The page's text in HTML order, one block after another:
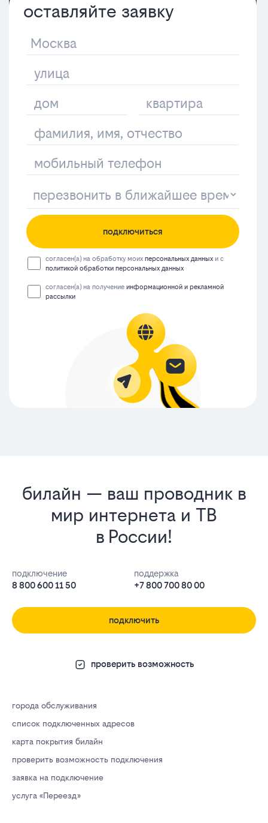
оставляйте заявку
подключиться
согласен(а) на обработку моихперсональных данных и с
политикой обработки персональных данных
согласен(а) на получениеинформационной и рекламной
рассылки
билайн — ваш проводник в
мир интернета и ТВ
в России!
подключение
8 800 600 11 50
поддержка
+7 800 700 80 00
подключить
проверить возможность
города обслуживания
список подключенных адресов
карта покрытия билайн
проверить возможность подключения
заявка на подключение
услуга «Переезд»